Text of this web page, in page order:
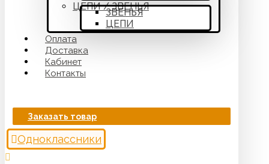
ЦЕПИ / ЗВЕНЬЯ
ЗВЕНЬЯ
ЦЕПИ
Оплата
Доставка
Кабинет
Контакты
Заказать товар
Одноклассники